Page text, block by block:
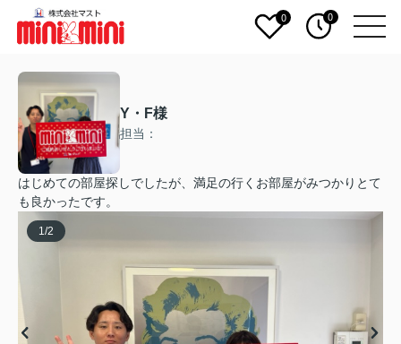
0 0
Y・F様
担当：
はじめての部屋探しでしたが、満足の行くお部屋がみつかりとて
も良かったです。
1 /2